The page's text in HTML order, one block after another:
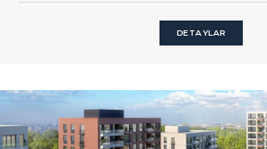
DETAYLAR